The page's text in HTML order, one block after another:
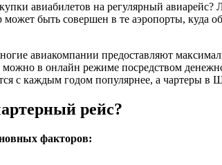
авиабилетов на регулярный
быть совершен в те аэропорты, куда
авиакомпании предоставляют
в онлайн режиме посредством
с каждым годом популярнее, а чартеры
рейс?
факторов: